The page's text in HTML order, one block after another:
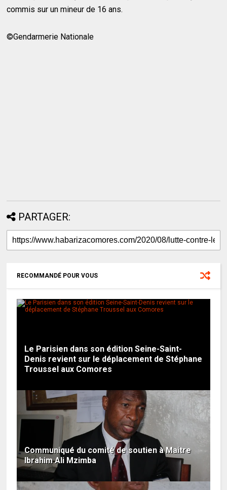
commis sur un mineur de 16 ans.
©Gendarmerie Nationale
PARTAGER:
RECOMMANDÉ POUR VOUS
Le Parisien dans son édition Seine-Saint-
Denis revient sur le déplacement de Stéphane
Troussel aux Comores
Communiqué du comité de soutien à Maitre
Ibrahim Ali Mzimba